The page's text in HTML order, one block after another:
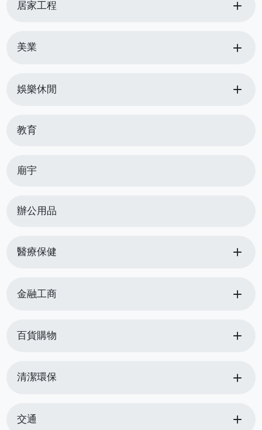
居家工程 add
美業 add
娛樂休閒 add
教育
廟宇
辦公用品
醫療保健 add
金融工商 add
百貨購物 add
清潔環保 add
交通 add